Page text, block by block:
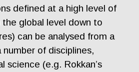
defined at a high level of
global level down to
can be analysed from a
of disciplines,
science (e.g. Rokkan’s